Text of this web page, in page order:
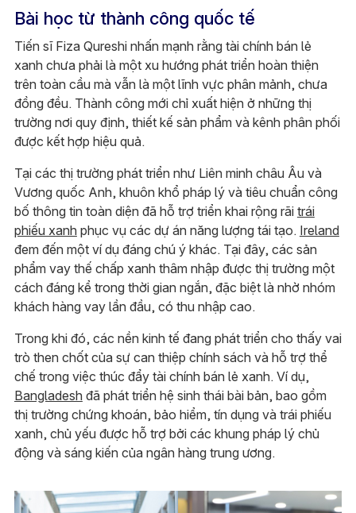
Bài học từ thành công quốc tế
Tiến sĩ Fiza Qureshi nhấn mạnh rằng tài chính bán lẻ
xanh chưa phải là một xu hướng phát triển hoàn thiện
trên toàn cầu mà vẫn là một lĩnh vực phân mảnh, chưa
đồng đều. Thành công mới chỉ xuất hiện ở những thị
trường nơi quy định, thiết kế sản phẩm và kênh phân phối
được kết hợp hiệu quả.
Tại các thị trường phát triển như Liên minh châu Âu và
Vương quốc Anh, khuôn khổ pháp lý và tiêu chuẩn công
bố thông tin toàn diện đã hỗ trợ triển khai rộng rãi trái
phiếu xanh phục vụ các dự án năng lượng tái tạo. Ireland
đem đến một ví dụ đáng chú ý khác. Tại đây, các sản
phẩm vay thế chấp xanh thâm nhập được thị trường một
cách đáng kể trong thời gian ngắn, đặc biệt là nhờ nhóm
khách hàng vay lần đầu, có thu nhập cao.
Trong khi đó, các nền kinh tế đang phát triển cho thấy vai
trò then chốt của sự can thiệp chính sách và hỗ trợ thể
chế trong việc thúc đẩy tài chính bán lẻ xanh. Ví dụ,
Bangladesh đã phát triển hệ sinh thái bài bản, bao gồm
thị trường chứng khoán, bảo hiểm, tín dụng và trái phiếu
xanh, chủ yếu được hỗ trợ bởi các khung pháp lý chủ
động và sáng kiến của ngân hàng trung ương.